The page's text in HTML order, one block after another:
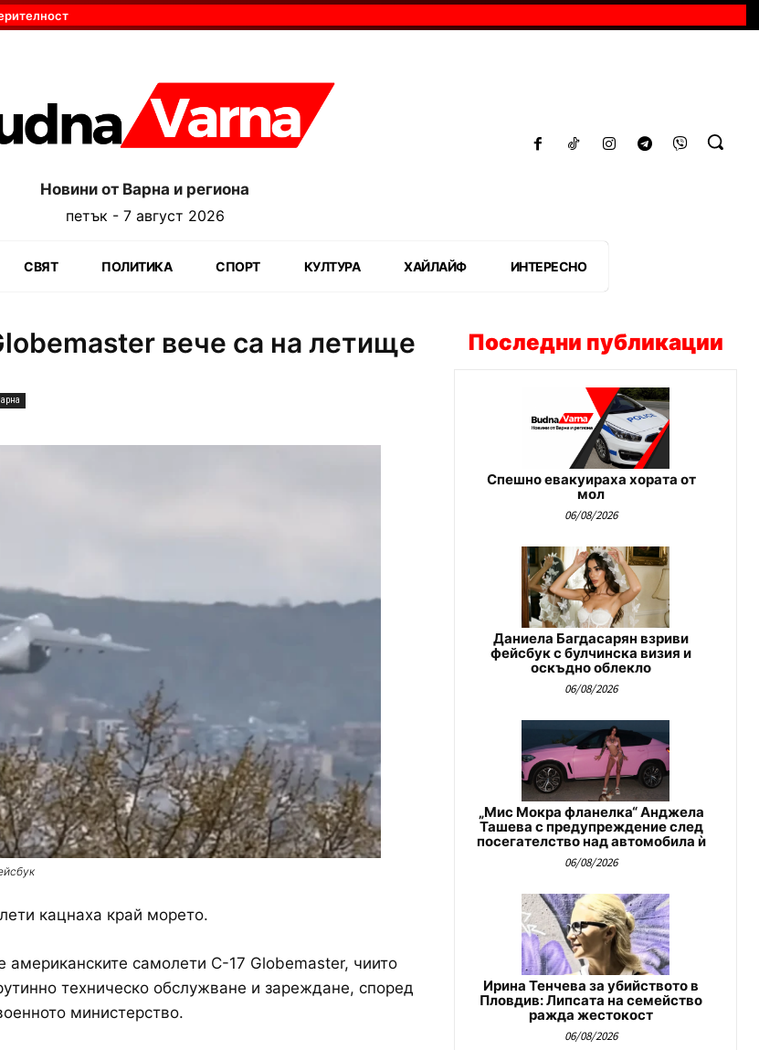
Новини от Варна и региона
петък - 7 август 2026
СВЯТ ПОЛИТИКА СПОРТ КУЛТУРА ХАЙЛАЙФ ИНТЕРЕСНО
вече са на летище
кацнаха край морето.
самолети C-17 Globemaster, чиито
техническо обслужване и зареждане, според
министерство.
Последни публикации
Спешно евакуираха хората от
мол
06/08/2026
Даниела Багдасарян взриви
фейсбук с булчинска визия и
оскъдно облекло
06/08/2026
„Мис Мокра фланелка“ Анджела
Ташева с предупреждение след
посегателство над автомобила ѝ
06/08/2026
Ирина Тенчева за убийството в
Пловдив: Липсата на семейство
ражда жестокост
06/08/2026